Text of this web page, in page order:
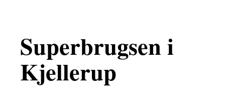
Superbrugsen i
Kjellerup